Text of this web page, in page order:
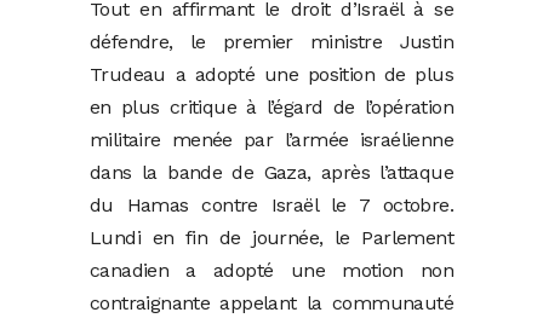
Tout en affirmant le droit d’Israël à se
défendre, le premier ministre Justin
Trudeau a adopté une position de plus
en plus critique à l’égard de l’opération
militaire menée par l’armée israélienne
dans la bande de Gaza, après l’attaque
du Hamas contre Israël le 7 octobre.
Lundi en fin de journée, le Parlement
canadien a adopté une motion non
contraignante appelant la communauté